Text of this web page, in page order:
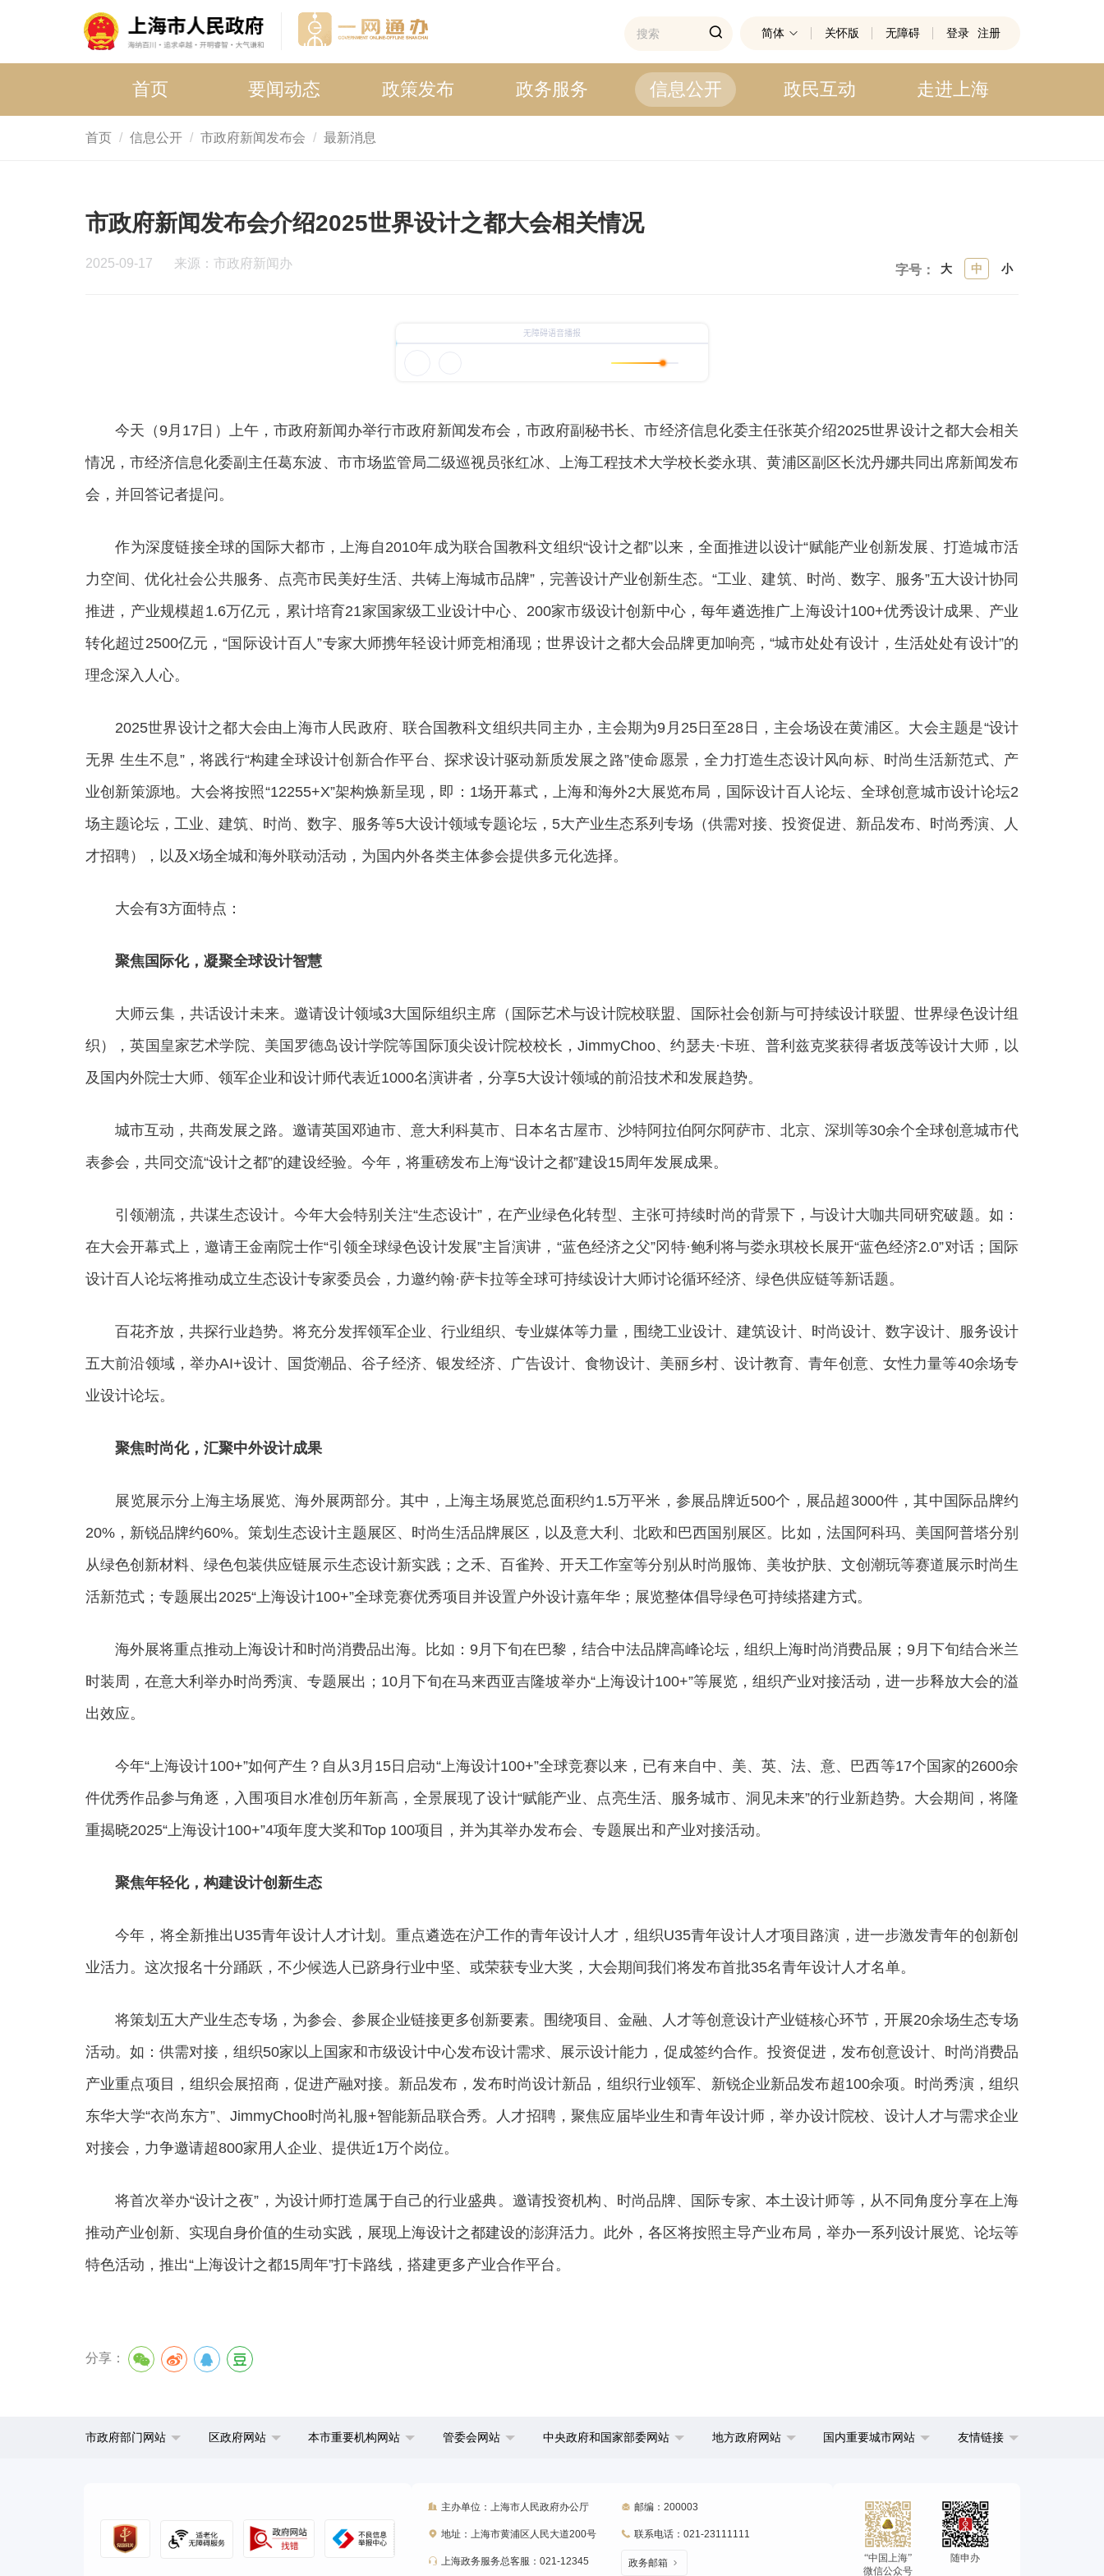
简体 关怀版 无障碍 登录 注册
首页 要闻动态 政策发布 政务服务 信息公开 政民互动 走进上海
首页 信息公开 市政府新闻发布会 最新消息
市政府新闻发布会介绍2025世界设计之都大会相关情况
2025-09-17 来源：市政府新闻办 字号： 大 中 小
今天（9月17日）上午，市政府新闻办举行市政府新闻发布会，市政府副秘书长、市经济信息化委主任张英介绍2025世界设计之都大会相关
情况，市经济信息化委副主任葛东波、市市场监管局二级巡视员张红冰、上海工程技术大学校长娄永琪、黄浦区副区长沈丹娜共同出席新闻发布
会，并回答记者提问。
作为深度链接全球的国际大都市，上海自2010年成为联合国教科文组织“设计之都”以来，全面推进以设计“赋能产业创新发展、打造城市活
力空间、优化社会公共服务、点亮市民美好生活、共铸上海城市品牌”，完善设计产业创新生态。“工业、建筑、时尚、数字、服务”五大设计协同
推进，产业规模超1.6万亿元，累计培育21家国家级工业设计中心、200家市级设计创新中心，每年遴选推广上海设计100+优秀设计成果、产业
转化超过2500亿元，“国际设计百人”专家大师携年轻设计师竞相涌现；世界设计之都大会品牌更加响亮，“城市处处有设计，生活处处有设计”的
理念深入人心。
2025世界设计之都大会由上海市人民政府、联合国教科文组织共同主办，主会期为9月25日至28日，主会场设在黄浦区。大会主题是“设计
无界 生生不息”，将践行“构建全球设计创新合作平台、探求设计驱动新质发展之路”使命愿景，全力打造生态设计风向标、时尚生活新范式、产
业创新策源地。大会将按照“12255+X”架构焕新呈现，即：1场开幕式，上海和海外2大展览布局，国际设计百人论坛、全球创意城市设计论坛2
场主题论坛，工业、建筑、时尚、数字、服务等5大设计领域专题论坛，5大产业生态系列专场（供需对接、投资促进、新品发布、时尚秀演、人
才招聘），以及X场全城和海外联动活动，为国内外各类主体参会提供多元化选择。
大会有3方面特点：
聚焦国际化，凝聚全球设计智慧
大师云集，共话设计未来。邀请设计领域3大国际组织主席（国际艺术与设计院校联盟、国际社会创新与可持续设计联盟、世界绿色设计组
织），英国皇家艺术学院、美国罗德岛设计学院等国际顶尖设计院校校长，JimmyChoo、约瑟夫·卡班、普利兹克奖获得者坂茂等设计大师，以
及国内外院士大师、领军企业和设计师代表近1000名演讲者，分享5大设计领域的前沿技术和发展趋势。
城市互动，共商发展之路。邀请英国邓迪市、意大利科莫市、日本名古屋市、沙特阿拉伯阿尔阿萨市、北京、深圳等30余个全球创意城市代
表参会，共同交流“设计之都”的建设经验。今年，将重磅发布上海“设计之都”建设15周年发展成果。
引领潮流，共谋生态设计。今年大会特别关注“生态设计”，在产业绿色化转型、主张可持续时尚的背景下，与设计大咖共同研究破题。如：
在大会开幕式上，邀请王金南院士作“引领全球绿色设计发展”主旨演讲，“蓝色经济之父”冈特·鲍利将与娄永琪校长展开“蓝色经济2.0”对话；国际
设计百人论坛将推动成立生态设计专家委员会，力邀约翰·萨卡拉等全球可持续设计大师讨论循环经济、绿色供应链等新话题。
百花齐放，共探行业趋势。将充分发挥领军企业、行业组织、专业媒体等力量，围绕工业设计、建筑设计、时尚设计、数字设计、服务设计
五大前沿领域，举办AI+设计、国货潮品、谷子经济、银发经济、广告设计、食物设计、美丽乡村、设计教育、青年创意、女性力量等40余场专
业设计论坛。
聚焦时尚化，汇聚中外设计成果
展览展示分上海主场展览、海外展两部分。其中，上海主场展览总面积约1.5万平米，参展品牌近500个，展品超3000件，其中国际品牌约
20%，新锐品牌约60%。策划生态设计主题展区、时尚生活品牌展区，以及意大利、北欧和巴西国别展区。比如，法国阿科玛、美国阿普塔分别
从绿色创新材料、绿色包装供应链展示生态设计新实践；之禾、百雀羚、开天工作室等分别从时尚服饰、美妆护肤、文创潮玩等赛道展示时尚生
活新范式；专题展出2025“上海设计100+”全球竞赛优秀项目并设置户外设计嘉年华；展览整体倡导绿色可持续搭建方式。
海外展将重点推动上海设计和时尚消费品出海。比如：9月下旬在巴黎，结合中法品牌高峰论坛，组织上海时尚消费品展；9月下旬结合米兰
时装周，在意大利举办时尚秀演、专题展出；10月下旬在马来西亚吉隆坡举办“上海设计100+”等展览，组织产业对接活动，进一步释放大会的溢
出效应。
今年“上海设计100+”如何产生？自从3月15日启动“上海设计100+”全球竞赛以来，已有来自中、美、英、法、意、巴西等17个国家的2600余
件优秀作品参与角逐，入围项目水准创历年新高，全景展现了设计“赋能产业、点亮生活、服务城市、洞见未来”的行业新趋势。大会期间，将隆
重揭晓2025“上海设计100+”4项年度大奖和Top 100项目，并为其举办发布会、专题展出和产业对接活动。
聚焦年轻化，构建设计创新生态
今年，将全新推出U35青年设计人才计划。重点遴选在沪工作的青年设计人才，组织U35青年设计人才项目路演，进一步激发青年的创新创
业活力。这次报名十分踊跃，不少候选人已跻身行业中坚、或荣获专业大奖，大会期间我们将发布首批35名青年设计人才名单。
将策划五大产业生态专场，为参会、参展企业链接更多创新要素。围绕项目、金融、人才等创意设计产业链核心环节，开展20余场生态专场
活动。如：供需对接，组织50家以上国家和市级设计中心发布设计需求、展示设计能力，促成签约合作。投资促进，发布创意设计、时尚消费品
产业重点项目，组织会展招商，促进产融对接。新品发布，发布时尚设计新品，组织行业领军、新锐企业新品发布超100余项。时尚秀演，组织
东华大学“衣尚东方”、JimmyChoo时尚礼服+智能新品联合秀。人才招聘，聚焦应届毕业生和青年设计师，举办设计院校、设计人才与需求企业
对接会，力争邀请超800家用人企业、提供近1万个岗位。
将首次举办“设计之夜”，为设计师打造属于自己的行业盛典。邀请投资机构、时尚品牌、国际专家、本土设计师等，从不同角度分享在上海
推动产业创新、实现自身价值的生动实践，展现上海设计之都建设的澎湃活力。此外，各区将按照主导产业布局，举办一系列设计展览、论坛等
特色活动，推出“上海设计之都15周年”打卡路线，搭建更多产业合作平台。
分享：
市政府部门网站 区政府网站 本市重要机构网站 管委会网站 中央政府和国家部委网站 地方政府网站 国内重要城市网站 友情链接
主办单位：上海市人民政府办公厅
地址：上海市黄浦区人民大道200号
上海政务服务总客服：021-12345
邮编：200003
联系电话：021-23111111
政务邮箱
“中国上海”
微信公众号
随申办